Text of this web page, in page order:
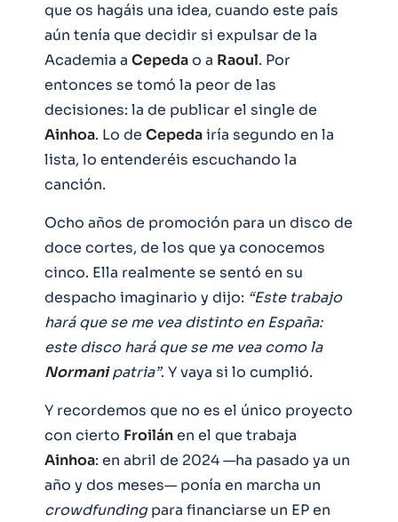
que os hagáis una idea, cuando este país
aún tenía que decidir si expulsar de la
Academia a Cepedao a Raoul. Por
entonces se tomó la peor de las
decisiones: la de publicar el single de
Ainhoa. Lo de Cepedairía segundo en la
lista, lo entenderéis escuchando la
canción.
Ocho años de promoción para un disco de
doce cortes, de los que ya conocemos
cinco. Ella realmente se sentó en su
despacho imaginario y dijo: “Este trabajo
hará que se me vea distinto en España:
este disco hará que se me vea como la
Normanipatria”. Y vaya si lo cumplió.
Y recordemos que no es el único proyecto
con cierto Froilánen el que trabaja
Ainhoa: en abril de 2024 —ha pasado ya un
año y dos meses— ponía en marcha un
crowdfundingpara financiarse un EP en